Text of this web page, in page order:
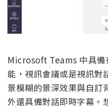
Microsoft Teams 中具備
能，視訊會議或是視訊對
景模糊的景深效果與自訂
外還具備對話即時字幕。